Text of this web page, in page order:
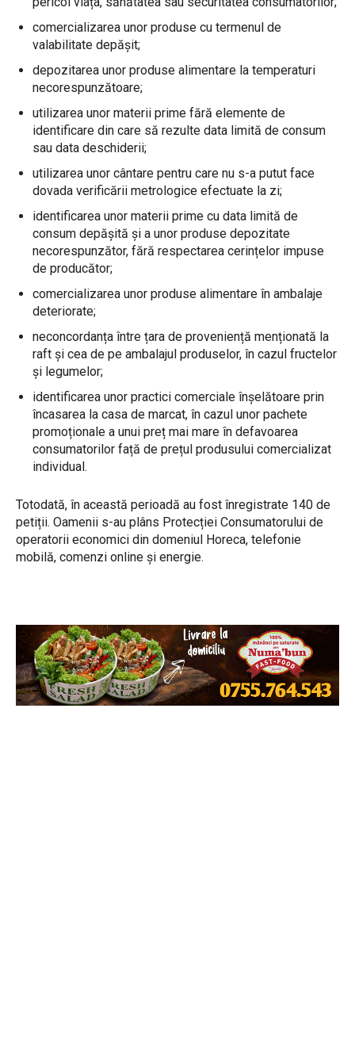
comercializarea unor produse cu termenul de
valabilitate depășit;
depozitarea unor produse alimentare la temperaturi
necorespunzătoare;
utilizarea unor materii prime fără elemente de
identificare din care să rezulte data limită de consum
sau data deschiderii;
utilizarea unor cântare pentru care nu s-a putut face
dovada verificării metrologice efectuate la zi;
identificarea unor materii prime cu data limită de
consum depășită și a unor produse depozitate
necorespunzător, fără respectarea cerințelor impuse
de producător;
comercializarea unor produse alimentare în ambalaje
deteriorate;
neconcordanța între țara de proveniență menționată la
raft și cea de pe ambalajul produselor, în cazul fructelor
și legumelor;
identificarea unor practici comerciale înșelătoare prin
încasarea la casa de marcat, în cazul unor pachete
promoționale a unui preț mai mare în defavoarea
consumatorilor față de prețul produsului comercializat
individual.
Totodată, în această perioadă au fost înregistrate 140 de
petiții. Oamenii s-au plâns Protecției Consumatorului de
operatorii economici din domeniul Horeca, telefonie
mobilă, comenzi online și energie.